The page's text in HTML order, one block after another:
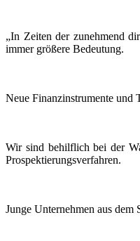
„In Zeiten der zunehmend
immer größere Bedeutung.
Neue Finanzinstrumente und
Wir sind behilflich bei der
Prospektierungsverfahren.
Junge Unternehmen aus dem